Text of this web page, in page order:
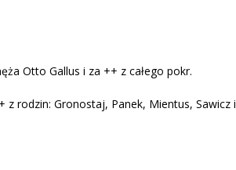
Otto Gallus i za ++ z całego pokr.
z rodzin: Gronostaj, Panek, Mientus, Sawicz i